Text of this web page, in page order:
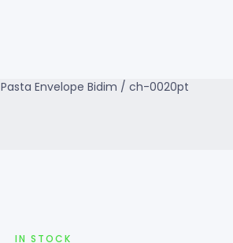
Pasta Envelope Bidim / ch-0020pt
AVAILABILITY:
IN STOCK